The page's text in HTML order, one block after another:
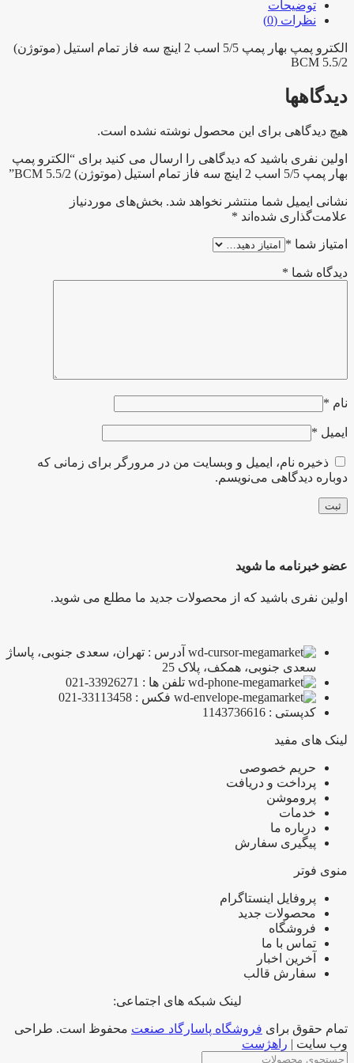
2
اینچ
فاز
تمام
(موتوژن)
BCM
5.5/2
عدد
توضیحات
نظرات (0)
الکترو پمپ بهار پمپ 5/5 اسب 2 اینچ سه فاز تمام استیل (موتوژن)
BCM 5.5/2
دیدگاهها
هیچ دیدگاهی برای این محصول نوشته نشده است.
اولین نفری باشید که دیدگاهی را ارسال می کنید برای “الکترو پمپ
بهار پمپ 5/5 اسب 2 اینچ سه فاز تمام استیل (موتوژن) BCM 5.5/2”
نشانی ایمیل شما منتشر نخواهد شد. بخش‌های موردنیاز
علامت‌گذاری شده‌اند *
امتیاز شما *
دیدگاه شما *
نام *
ایمیل *
ذخیره نام، ایمیل و وبسایت من در مرورگر برای زمانی که
دوباره دیدگاهی می‌نویسم.
عضو خبرنامه ما شوید
اولین نفری باشید که از محصولات جدید ما مطلع می شوید.
آدرس : تهران، سعدی جنوبی، پاساژ
سعدی جنوبی، همکف، پلاک 25
تلفن ها : 33926271-021
فکس : 33113458-021
کدپستی : 1143736616
لینک های مفید
حریم خصوصی
پرداخت و دریافت
پروموشن
خدمات
درباره ما
پیگیری سفارش
منوی فوتر
پروفایل اینستاگرام
محصولات جدید
فروشگاه
تماس با ما
آخرین اخبار
سفارش قالب
لینک شبکه های اجتماعی:
تمام حقوق برای فروشگاه پاسارگاد صنعت محفوظ است. طراحی
وب سایت | راهژست